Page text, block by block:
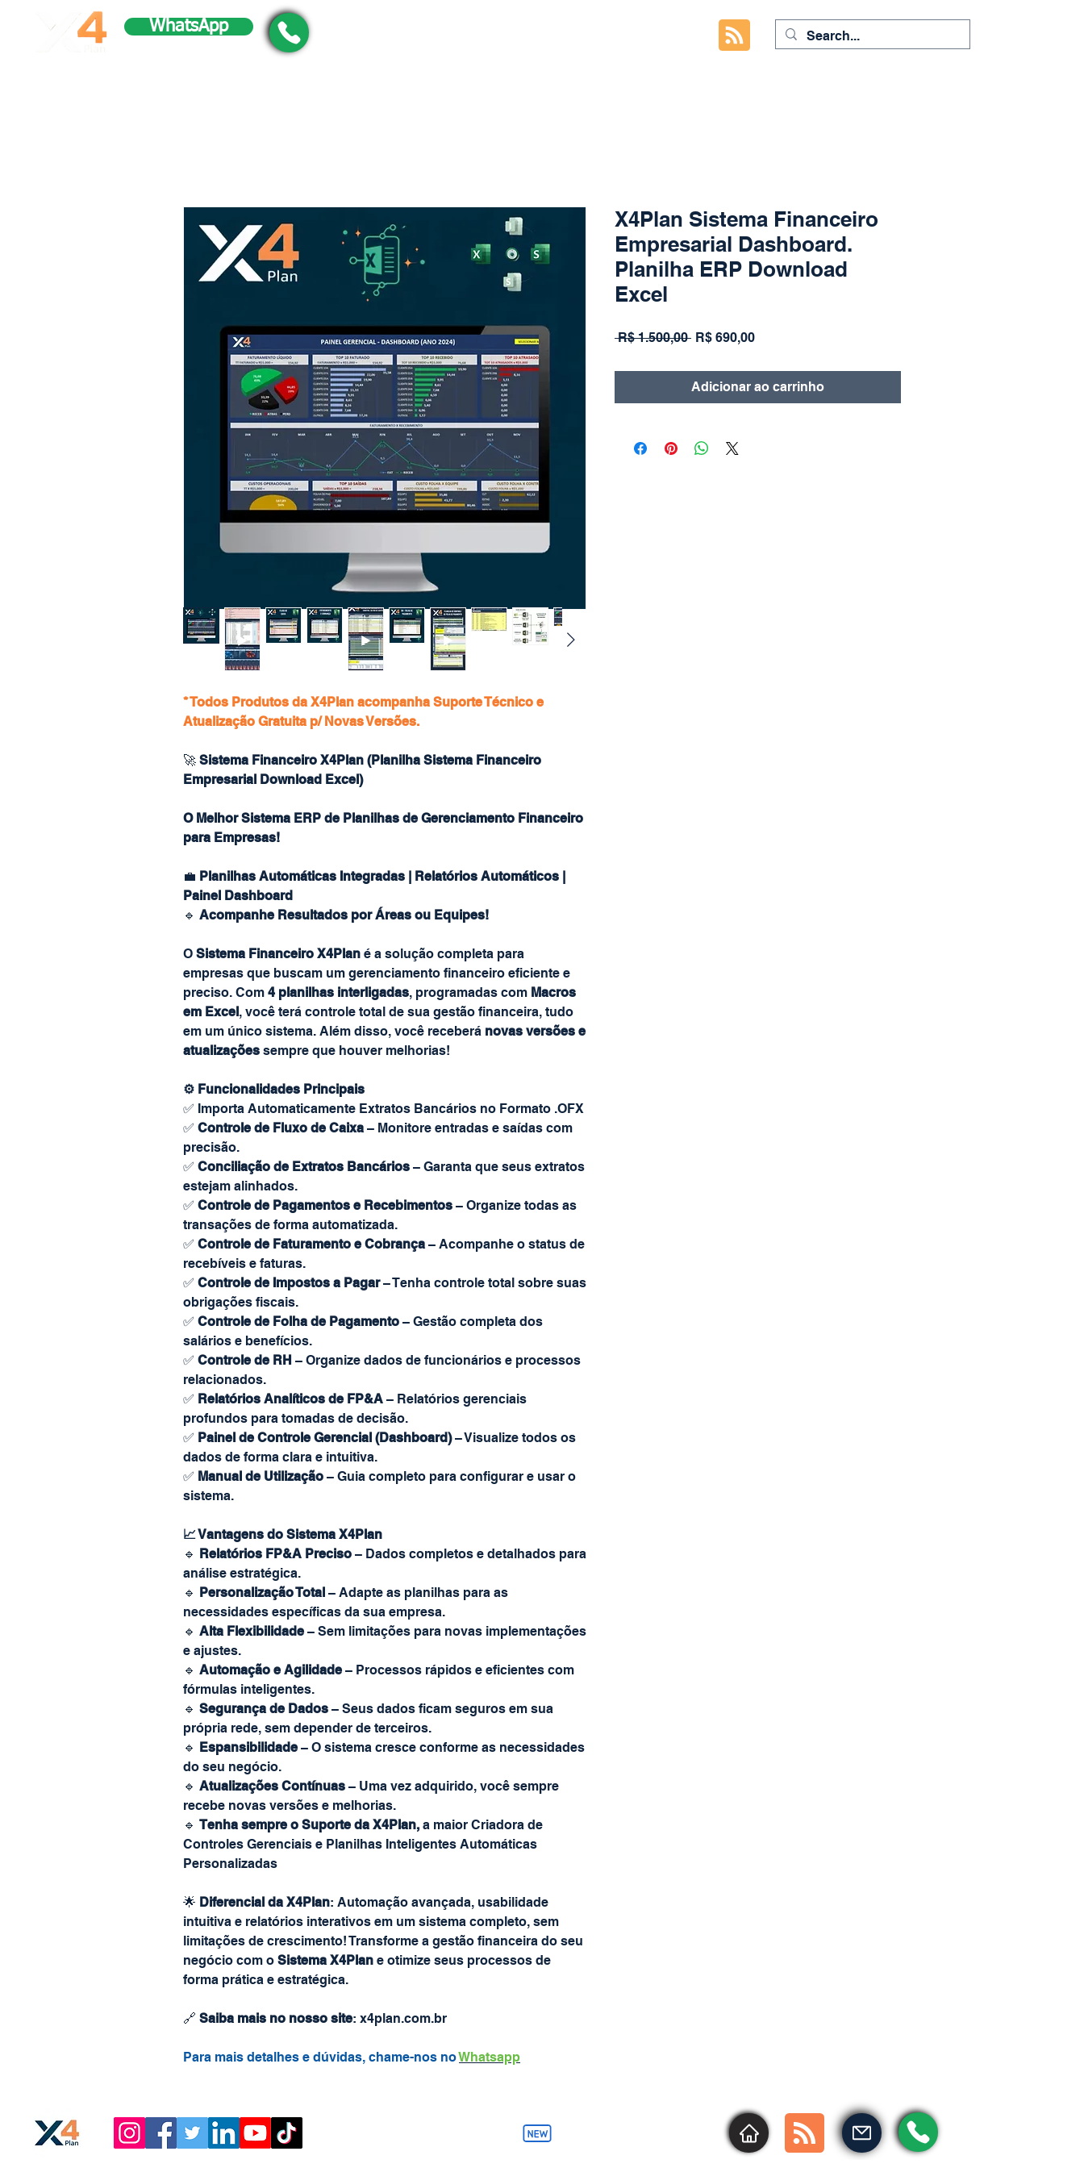
WhatsApp
* Todos Produtos da X4Plan acompanha Suporte Técnico e
Atualização Gratuita p/ Novas Versões.
🚀 Sistema Financeiro X4Plan (Planilha Sistema Financeiro
Empresarial Download Excel)
O Melhor Sistema ERP de Planilhas de Gerenciamento Financeiro
para Empresas!
💼 Planilhas Automáticas Integradas | Relatórios Automáticos |
Painel Dashboard
🔹 Acompanhe Resultados por Áreas ou Equipes!
O Sistema Financeiro X4Plan é a solução completa para
empresas que buscam um gerenciamento financeiro eficiente e
preciso. Com 4 planilhas interligadas, programadas com Macros
em Excel, você terá controle total de sua gestão financeira, tudo
em um único sistema. Além disso, você receberá novas versões e
atualizações sempre que houver melhorias!
⚙️ Funcionalidades Principais
✅ Importa Automaticamente Extratos Bancários no Formato .OFX
✅ Controle de Fluxo de Caixa – Monitore entradas e saídas com
precisão.
✅ Conciliação de Extratos Bancários – Garanta que seus extratos
estejam alinhados.
✅ Controle de Pagamentos e Recebimentos – Organize todas as
transações de forma automatizada.
✅ Controle de Faturamento e Cobrança – Acompanhe o status de
recebíveis e faturas.
✅ Controle de Impostos a Pagar– Tenha controle total sobre suas
obrigações fiscais.
✅ Controle de Folha de Pagamento – Gestão completa dos
salários e benefícios.
✅ Controle de RH – Organize dados de funcionários e processos
relacionados.
✅ Relatórios Analíticos de FP&A – Relatórios gerenciais
profundos para tomadas de decisão.
✅ Painel de Controle Gerencial (Dashboard)– Visualize todos os
dados de forma clara e intuitiva.
✅ Manual de Utilização – Guia completo para configurar e usar o
sistema.
📈 Vantagens do Sistema X4Plan
🔹 Relatórios FP&A Preciso – Dados completos e detalhados para
análise estratégica.
🔹 Personalização Total – Adapte as planilhas para as
necessidades específicas da sua empresa.
🔹 Alta Flexibilidade– Sem limitações para novas implementações
e ajustes.
🔹 Automação e Agilidade– Processos rápidos e eficientes com
fórmulas inteligentes.
🔹 Segurança de Dados – Seus dados ficam seguros em sua
própria rede, sem depender de terceiros.
🔹 Espansibilidade– O sistema cresce conforme as necessidades
do seu negócio.
🔹 Atualizações Contínuas – Uma vez adquirido, você sempre
recebe novas versões e melhorias.
🔹 Tenha sempre o Suporte da X4Plan, a maior Criadora de
Controles Gerenciais e Planilhas Inteligentes Automáticas
Personalizadas
🌟 Diferencial da X4Plan: Automação avançada, usabilidade
intuitiva e relatórios interativos em um sistema completo, sem
limitações de crescimento! Transforme a gestão financeira do seu
negócio com o Sistema X4Plan e otimize seus processos de
forma prática e estratégica.
🔗 Saiba mais no nosso site: x4plan.com.br
Para mais detalhes e dúvidas, chame-nos noWhatsapp
X4Plan Sistema Financeiro
Empresarial Dashboard.
Planilha ERP Download
Excel
R$ 1.500,00 Preço
R$ 690,00Preço
Adicionar ao carrinho